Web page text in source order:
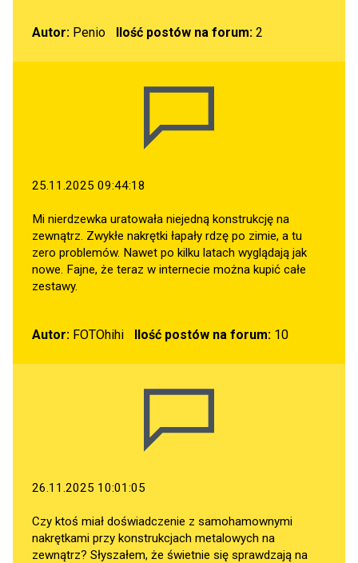
Autor: Penio Ilość postów na forum:2
25.11.2025 09:44:18
Mi nierdzewka uratowała niejedną konstrukcję na
zewnątrz. Zwykłe nakrętki łapały rdzę po zimie, a tu
zero problemów. Nawet po kilku latach wyglądają jak
nowe. Fajne, że teraz w internecie można kupić całe
zestawy.
Autor: FOTOhihi Ilość postów na forum:10
26.11.2025 10:01:05
Czy ktoś miał doświadczenie z samohamownymi
nakrętkami przy konstrukcjach metalowych na
zewnątrz? Słyszałem, że świetnie się sprawdzają na